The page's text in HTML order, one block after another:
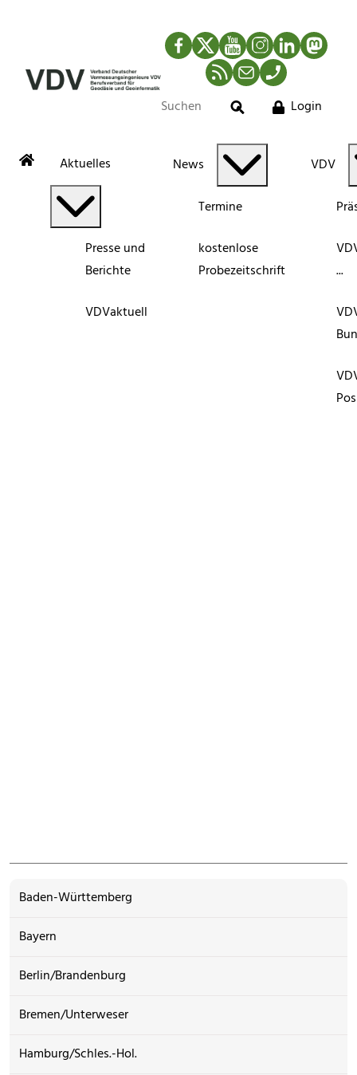
Facebook
TwitterYouTubeInstagram
LinkedIn
RSS-Newsfeed
MailTelefon
Suche
Login
Aktuelles
Presse und
Berichte
VDVaktuell
News
Termine
kostenlose
Probezeitschrift
VDV
...
Baden-Württemberg
Bayern
Berlin/Brandenburg
Bremen/Unterweser
Hamburg/Schles.-Hol.